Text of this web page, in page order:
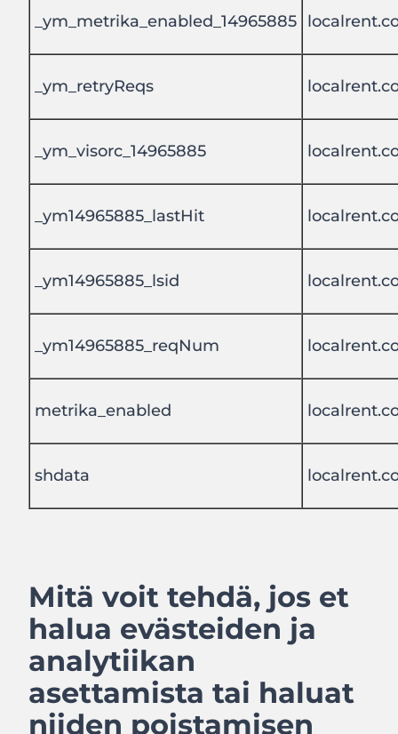
_ym_metrika_enabled_14965885
_ym_retryReqs
_ym_visorc_14965885
_ym14965885_lastHit
_ym14965885_lsid
_ym14965885_reqNum
metrika_enabled
shdata
Mitä voit tehdä, jos et
halua evästeiden ja
analytiikan
asettamista tai haluat
niiden poistamisen